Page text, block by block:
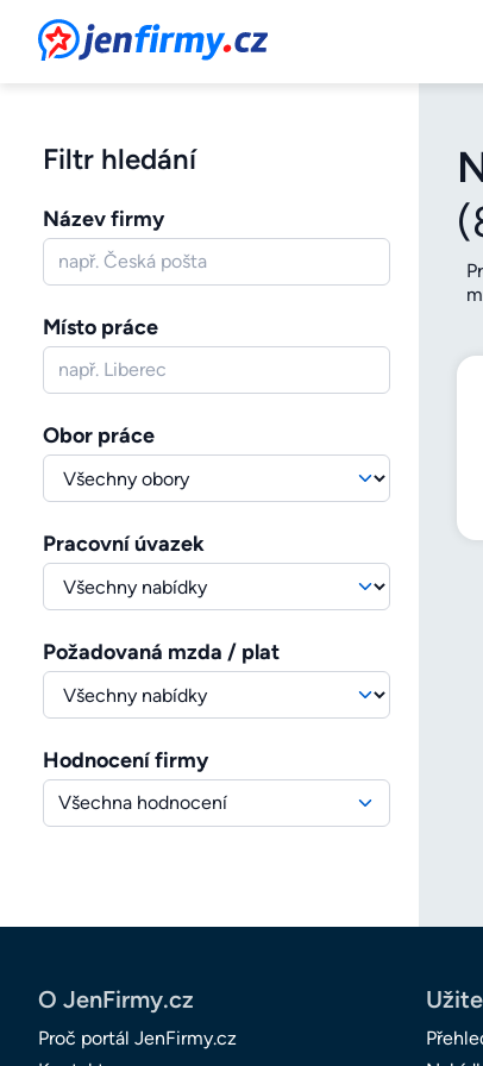
JenFirmy.cz
Filtr hledání
Název firmy
Místo práce
Obor práce
Pracovní úvazek
Požadovaná mzda / plat
Hodnocení firmy
Všechna hodnocení
O JenFirmy.cz
Proč portál JenFirmy.cz